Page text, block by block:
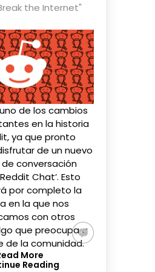
the Internet"
de los cambios
en la historia
, ya que pronto
de un nuevo
conversación
Chat’. Esto
por completo la
en la que nos
con otros
que preocupa a
de la comunidad.
More
Reading